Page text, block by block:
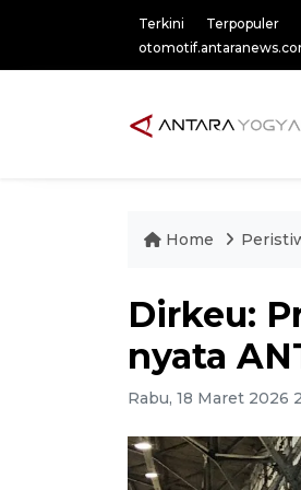
Terkini Terpopuler
Home
Dirkeu:
nyata
Rabu, 18 Maret 2026